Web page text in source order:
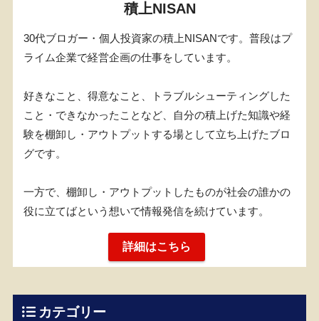
積上NISAN
30代ブロガー・個人投資家の積上NISANです。普段はプ
ライム企業で経営企画の仕事をしています。
好きなこと、得意なこと、トラブルシューティングした
こと・できなかったことなど、自分の積上げた知識や経
験を棚卸し・アウトプットする場として立ち上げたブロ
グです。
一方で、棚卸し・アウトプットしたものが社会の誰かの
役に立てばという想いで情報発信を続けています。
詳細はこちら
カテゴリー